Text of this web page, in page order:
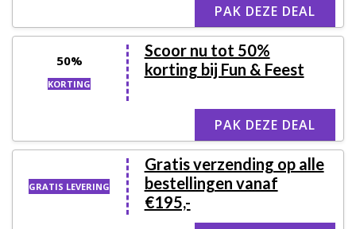
PAK DEZE DEAL
50%
KORTING
Scoor nu tot 50%
korting bij Fun & Feest
PAK DEZE DEAL
GRATIS LEVERING
Gratis verzending op alle
bestellingen vanaf
€195,-